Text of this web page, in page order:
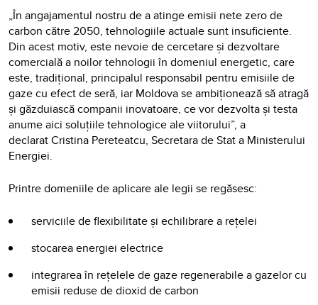
„În angajamentul nostru de a atinge emisii nete zero de
carbon către 2050, tehnologiile actuale sunt insuficiente.
Din acest motiv, este nevoie de cercetare și dezvoltare
comercială a noilor tehnologii în domeniul energetic, care
este, tradițional, principalul responsabil pentru emisiile de
gaze cu efect de seră, iar Moldova se ambiționează să atragă
și găzduiască companii inovatoare, ce vor dezvolta și testa
anume aici soluțiile tehnologice ale viitorului”, a
declarat Cristina Pereteatcu, Secretara de Stat a Ministerului
Energiei.
Printre domeniile de aplicare ale legii se regăsesc:
serviciile de flexibilitate și echilibrare a rețelei
stocarea energiei electrice
integrarea în rețelele de gaze regenerabile a gazelor cu
emisii reduse de dioxid de carbon